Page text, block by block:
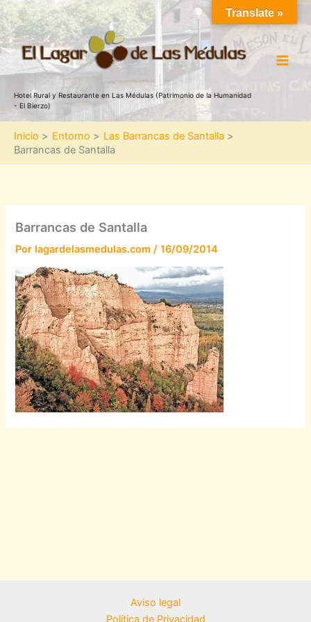
Ir
al
contenido
Hotel Rural y Restaurante en Las Médulas (Patrimonio de la Humanidad
- El Bierzo)
Inicio Entorno
Las Barrancas de Santalla
Barrancas de Santalla
Barrancas de Santalla
Por lagardelasmedulas.com/16/09/2014
Aviso legal
Política de Privacidad
Translate »